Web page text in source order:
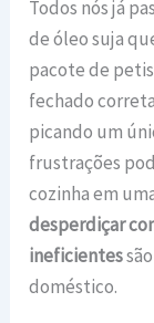
Todos nós já
de óleo suja
pacote de
fechado
picando um
frustrações
cozinha em
desperdiçar
ineficientes
doméstico.